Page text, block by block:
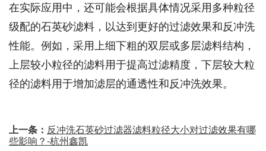
在实际应用中，还可能会根据具体情况采用多种粒径
级配的石英砂滤料，以达到更好的过滤效果和反冲洗
性能。例如，采用上细下粗的双层或多层滤料结构，
上层较小粒径的滤料用于提高过滤精度，下层较大粒
径的滤料用于增加滤层的通透性和反冲洗效果。
上一条： 反冲洗石英砂过滤器滤料粒径大小对过滤效果有哪
些影响？-杭州鑫凯